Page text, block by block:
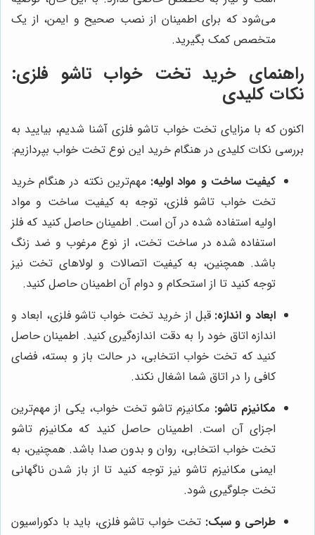
می‌شود که برای اطمینان از نصب صحیح و ایمن، از یک
متخصص کمک بگیرید.
راهنمای خرید تخت خواب تاشو فلزی:
نکات کلیدی
اکنون که با مزایای تخت خواب تاشو فلزی آشنا شدیم، بیایید به
بررسی نکات کلیدی در هنگام خرید این نوع تخت خواب بپردازیم:
کیفیت ساخت و مواد اولیه: مهم‌ترین نکته در هنگام خرید
تخت خواب تاشو فلزی، توجه به کیفیت ساخت و مواد
اولیه استفاده شده در آن است. اطمینان حاصل کنید که فلز
استفاده شده در ساخت تخت، از نوع مرغوب و ضد زنگ
باشد. همچنین، به کیفیت اتصالات و لولاهای تخت نیز
توجه کنید تا از استحکام و دوام آن اطمینان حاصل کنید.
ابعاد و اندازه: قبل از خرید تخت خواب تاشو فلزی، ابعاد و
اندازه اتاق خود را به دقت اندازه‌گیری کنید. اطمینان حاصل
کنید که تخت خواب انتخابی، در حالت باز و بسته، فضای
کافی را در اتاق شما اشغال نکند.
مکانیزم تاشو: مکانیزم تاشو تخت خواب، یکی از مهم‌ترین
اجزای آن است. اطمینان حاصل کنید که مکانیزم تاشو
تخت خواب انتخابی، روان و بدون صدا باشد. همچنین، به
ایمنی مکانیزم تاشو نیز توجه کنید تا از باز شدن ناگهانی
تخت جلوگیری شود.
طراحی و سبک: تخت خواب تاشو فلزی، باید با دکوراسیون